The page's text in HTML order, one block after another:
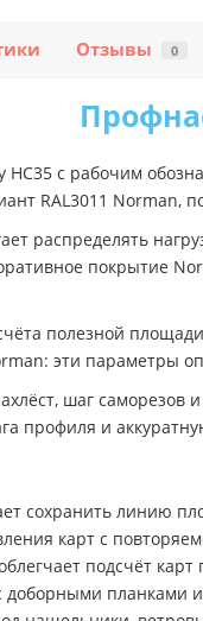
Отзывы 0
НС35 с рабочим
RAL3011
распределять
покрытие
полезной
эти параметры
шаг
профиля и
сохранить линию
карт с
подсчёт карт
доборными планками